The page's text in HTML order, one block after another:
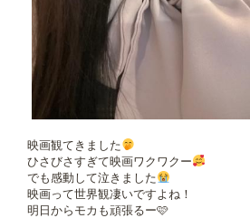
映画観てきました
ひさびさすぎて映画ワクワクー
でも感動して泣きました
映画って世界観凄いですよね！
明日からモカも頑張るー🩷